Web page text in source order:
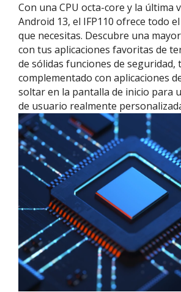
Con una CPU octa-core y la última
Android 13, el IFP110 ofrece todo
que necesitas. Descubre una
con tus aplicaciones favoritas de
de sólidas funciones de seguridad,
complementado con aplicaciones
soltar en la pantalla de inicio para
de usuario realmente